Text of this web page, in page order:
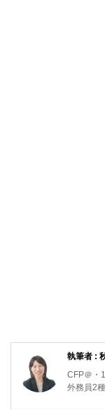
執筆者 :
CFP＠・
外務員2